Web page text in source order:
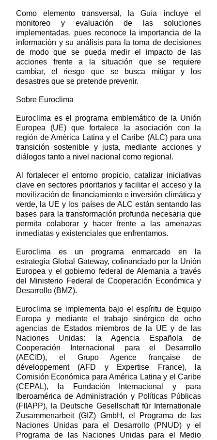
Como elemento transversal, la Guía incluye el
monitoreo y evaluación de las soluciones
implementadas, pues reconoce la importancia de la
información y su análisis para la toma de decisiones
de modo que se pueda medir el impacto de las
acciones frente a la situación que se requiere
cambiar, el riesgo que se busca mitigar y los
desastres que se pretende prevenir.
Sobre Euroclima
Euroclima es el programa emblemático de la Unión
Europea (UE) que fortalece la asociación con la
región de América Latina y el Caribe (ALC) para una
transición sostenible y justa, mediante acciones y
diálogos tanto a nivel nacional como regional.
Al fortalecer el entorno propicio, catalizar iniciativas
clave en sectores prioritarios y facilitar el acceso y la
movilización de financiamiento e inversión climática y
verde, la UE y los países de ALC están sentando las
bases para la transformación profunda necesaria que
permita colaborar y hacer frente a las amenazas
inmediatas y existenciales que enfrentamos.
Euroclima es un programa enmarcado en la
estrategia Global Gateway, cofinanciado por la Unión
Europea y el gobierno federal de Alemania a través
del Ministerio Federal de Cooperación Económica y
Desarrollo (BMZ).
Euroclima se implementa bajo el espíritu de Equipo
Europa y mediante el trabajo sinérgico de ocho
agencias de Estados miembros de la UE y de las
Naciones Unidas: la Agencia Española de
Cooperación Internacional para el Desarrollo
(AECID), el Grupo Agence française de
développement (AFD y Expertise France), la
Comisión Económica para América Latina y el Caribe
(CEPAL), la Fundación Internacional y para
Iberoamérica de Administración y Políticas Públicas
(FIIAPP), la Deutsche Gesellschaft für Internationale
Zusammenarbeit (GIZ) GmbH, el Programa de las
Naciones Unidas para el Desarrollo (PNUD) y el
Programa de las Naciones Unidas para el Medio